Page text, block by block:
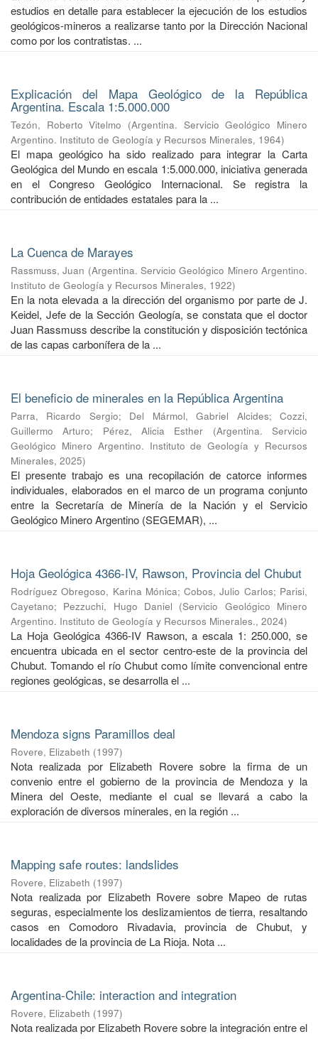
estudios en detalle para establecer la ejecución de los estudios
geológicos-mineros a realizarse tanto por la Dirección Nacional
como por los contratistas. ...
Explicación del Mapa Geológico de la República
Argentina. Escala 1:5.000.000
Tezón, Roberto Vitelmo (Argentina. Servicio Geológico Minero
Argentino. Instituto de Geología y Recursos Minerales, 1964)
El mapa geológico ha sido realizado para integrar la Carta
Geológica del Mundo en escala 1:5.000.000, iniciativa generada
en el Congreso Geológico Internacional. Se registra la
contribución de entidades estatales para la ...
La Cuenca de Marayes
Rassmuss, Juan (Argentina. Servicio Geológico Minero Argentino.
Instituto de Geología y Recursos Minerales, 1922)
En la nota elevada a la dirección del organismo por parte de J.
Keidel, Jefe de la Sección Geología, se constata que el doctor
Juan Rassmuss describe la constitución y disposición tectónica
de las capas carbonífera de la ...
El beneficio de minerales en la República Argentina
Parra, Ricardo Sergio; Del Mármol, Gabriel Alcides;Cozzi,
Guillermo Arturo; Pérez, Alicia Esther (Argentina. Servicio
Geológico Minero Argentino. Instituto de Geología y Recursos
Minerales, 2025)
El presente trabajo es una recopilación de catorce informes
individuales, elaborados en el marco de un programa conjunto
entre la Secretaría de Minería de la Nación y el Servicio
Geológico Minero Argentino (SEGEMAR), ...
Hoja Geológica 4366-IV, Rawson, Provincia del Chubut
Rodríguez Obregoso, Karina Mónica;Cobos, Julio Carlos; Parisi,
Cayetano; Pezzuchi, Hugo Daniel (Servicio Geológico Minero
Argentino. Instituto de Geología y Recursos Minerales., 2024)
La Hoja Geológica 4366-IV Rawson, a escala 1: 250.000, se
encuentra ubicada en el sector centro-este de la provincia del
Chubut. Tomando el río Chubut como límite convencional entre
regiones geológicas, se desarrolla el ...
Mendoza signs Paramillos deal
Rovere, Elizabeth (1997)
Nota realizada por Elizabeth Rovere sobre la firma de un
convenio entre el gobierno de la provincia de Mendoza y la
Minera del Oeste, mediante el cual se llevará a cabo la
exploración de diversos minerales, en la región ...
Mapping safe routes: landslides
Rovere, Elizabeth (1997)
Nota realizada por Elizabeth Rovere sobre Mapeo de rutas
seguras, especialmente los deslizamientos de tierra, resaltando
casos en Comodoro Rivadavia, provincia de Chubut, y
localidades de la provincia de La Rioja. Nota ...
Argentina-Chile: interaction and integration
Rovere, Elizabeth (1997)
Nota realizada por Elizabeth Rovere sobre la integración entre el